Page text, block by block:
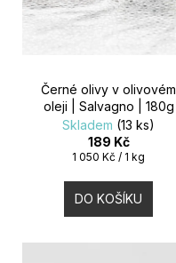
D
T
Černé olivy v olivovém
oleji | Salvagno | 180g
Skladem (13 ks)
189 Kč
Měrná
1 050 Kč / 1 kg
DO KOŠÍKU
M
MINI
PROSECCO
ASOLO
SUPERIORE